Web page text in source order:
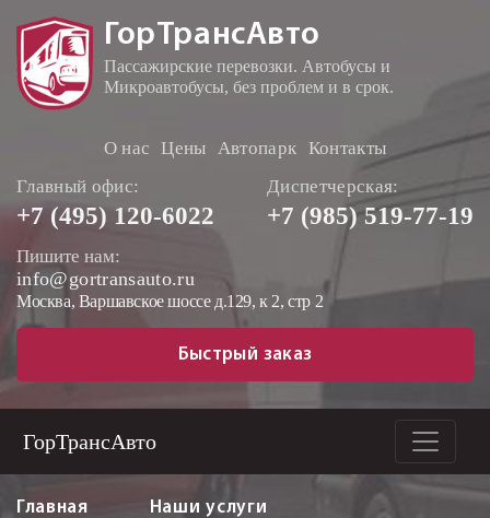
ГорТрансАвто
Пассажирские перевозки. Автобусы и
Микроавтобусы, без проблем и в срок.
О нас Цены Автопарк Контакты
Главный офис:
+7 (495) 120-6022
Диспетчерская:
+7 (985)519-77-19
Пишите нам:
info@gortransauto.ru
Москва, Варшавское шоссе д.129, к 2, стр 2
Быстрый заказ
ГорТрансАвто
Главная
Наши услуги